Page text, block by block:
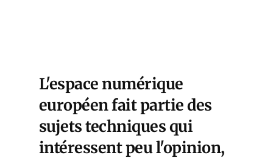
L'espace numérique
européen fait partie des
sujets techniques qui
intéressent peu l'opinion,